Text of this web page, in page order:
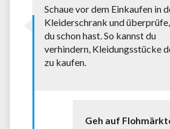
Schaue vor dem Einkaufen in
Kleiderschrank und
du schon hast. So kannst du
verhindern, Kleidungsstücke
zu kaufen.
Geh auf